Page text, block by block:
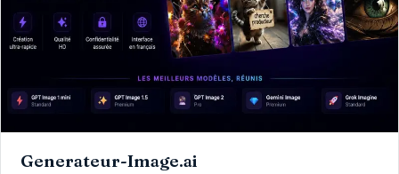
Generateur-Image.ai